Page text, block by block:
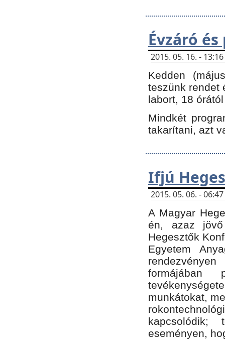
Évzáró
2015. 05. 16. -
Kedden
teszünk rendet
labort, 18
Mindkét
takarítani, azt
Ifjú
2015. 05. 06. -
A Magyar
én, azaz
Hegesztők
Egyetem
formájában
munkátokat,
eseményen,